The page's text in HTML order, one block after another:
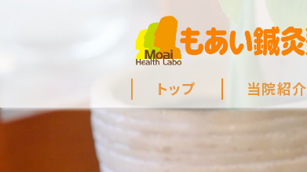
トップ 当院紹介